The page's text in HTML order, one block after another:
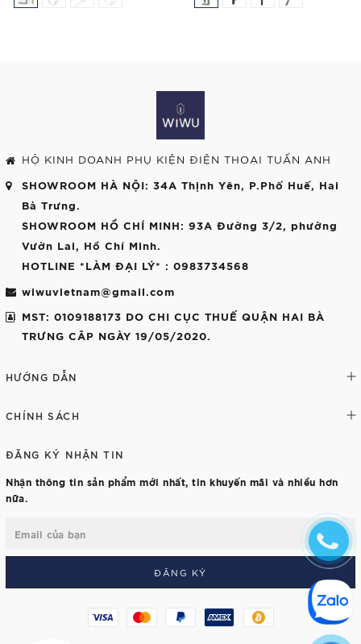
HỘ KINH DOANH PHỤ KIỆN ĐIỆN THOẠI TUẤN ANH
SHOWROOM HÀ NỘI: 34A Thịnh Yên, P.Phố Huế, Hai
Bà Trưng.
SHOWROOM HỒ CHÍ MINH: 93A Đường 3/2, phường
Vườn Lai, Hồ Chí Minh.
HOTLINE *LÀM ĐẠI LÝ* : 0983734568
wiwuvietnam@gmail.com
MST: 0109188173 DO CHI CỤC THUẾ QUẬN HAI BÀ
TRƯNG CÂP NGÀY 19/05/2020.
HƯỚNG DẪN
CHÍNH SÁCH
ĐĂNG KÝ NHẬN TIN
Nhận thông tin sản phẩm mới nhất, tin khuyến mãi và nhiều hơn
nữa.
ĐĂNG KÝ